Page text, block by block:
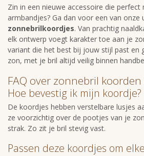
Zin in een nieuwe accessoire die
armbandjes? Ga dan voor een van onze
zonnebrilkoordjes. Van prachtig
elk ontwerp voegt karakter toe aan je
variant die het best bij jouw stijl past en
zon, met je bril altijd veilig binnen
FAQ over zonnebril
Hoe bevestig ik mijn koordje?
De koordjes hebben verstelbare lusjes
ze voorzichtig over de pootjes van je
strak. Zo zit je bril stevig vast.
Passen deze koordjes om